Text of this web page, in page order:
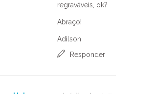
regraváveis, ok?
Abraço!
Adilson
Responder